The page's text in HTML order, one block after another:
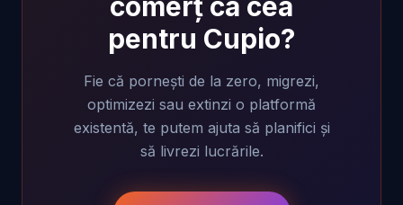
pentru Cupio?
Fie că pornești de la zero, migrezi,
optimizezi sau extinzi o platformă
existentă, te putem ajuta să planifici și
să livrezi lucrările.